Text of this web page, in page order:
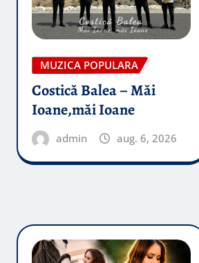
MUZICA POPULARA
Costică Balea – Măi
Ioane,măi Ioane
admin aug. 6, 2026